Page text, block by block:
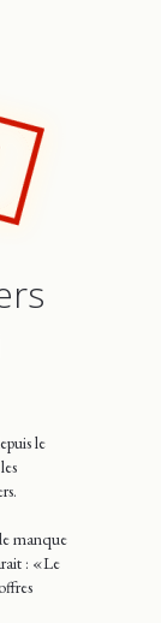
le
manque
: « Le